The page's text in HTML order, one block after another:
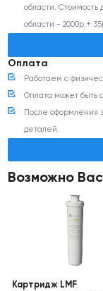
области. Стоимость
области - 2000р.+
оборудования
менеджером
Доставка
ПЭК, CDEK и любыми
можно рассчитать
терминала
Оплата
Работаем с
Оплата может быть
После оформления
деталей.
Возможно
Картридж LMF